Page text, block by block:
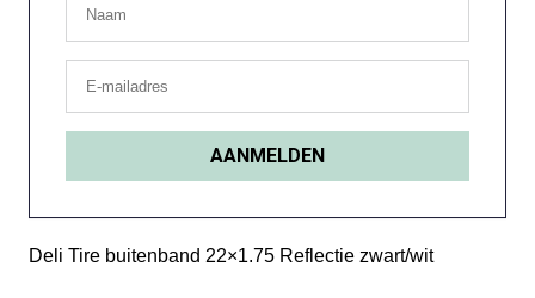
Deli Tire buitenband 22×1.75 Reflectie zwart/wit